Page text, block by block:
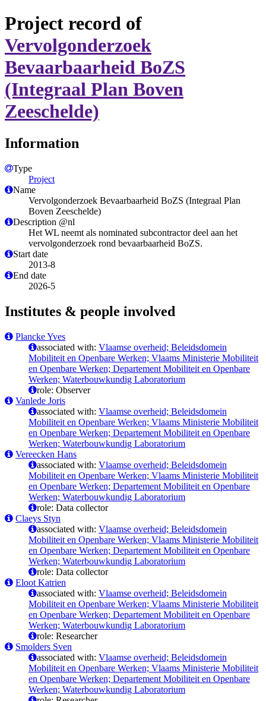
Project record of
Vervolgonderzoek
Bevaarbaarheid BoZS
(Integraal Plan Boven
Zeeschelde)
Information
Type
Project
Name
Vervolgonderzoek Bevaarbaarheid BoZS (Integraal Plan
Boven Zeeschelde)
Description @nl
Het WL neemt als nominated subcontractor deel aan het
vervolgonderzoek rond bevaarbaarheid BoZS.
Start date
2013-8
End date
2026-5
Institutes & people involved
Plancke Yves
associated with: Vlaamse overheid; Beleidsdomein
Mobiliteit en Openbare Werken; Vlaams Ministerie Mobiliteit
en Openbare Werken; Departement Mobiliteit en Openbare
Werken; Waterbouwkundig Laboratorium
role: Observer
Vanlede Joris
associated with: Vlaamse overheid; Beleidsdomein
Mobiliteit en Openbare Werken; Vlaams Ministerie Mobiliteit
en Openbare Werken; Departement Mobiliteit en Openbare
Werken; Waterbouwkundig Laboratorium
Vereecken Hans
associated with: Vlaamse overheid; Beleidsdomein
Mobiliteit en Openbare Werken; Vlaams Ministerie Mobiliteit
en Openbare Werken; Departement Mobiliteit en Openbare
Werken; Waterbouwkundig Laboratorium
role: Data collector
Claeys Styn
associated with: Vlaamse overheid; Beleidsdomein
Mobiliteit en Openbare Werken; Vlaams Ministerie Mobiliteit
en Openbare Werken; Departement Mobiliteit en Openbare
Werken; Waterbouwkundig Laboratorium
role: Data collector
Eloot Katrien
associated with: Vlaamse overheid; Beleidsdomein
Mobiliteit en Openbare Werken; Vlaams Ministerie Mobiliteit
en Openbare Werken; Departement Mobiliteit en Openbare
Werken; Waterbouwkundig Laboratorium
role: Researcher
Smolders Sven
associated with: Vlaamse overheid; Beleidsdomein
Mobiliteit en Openbare Werken; Vlaams Ministerie Mobiliteit
en Openbare Werken; Departement Mobiliteit en Openbare
Werken; Waterbouwkundig Laboratorium